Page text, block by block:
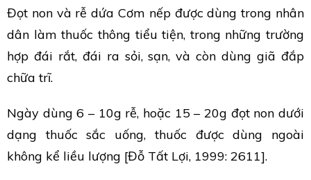
Đọt non và rễ dứa Cơm nếp được dùng trong nhân
dân làm thuốc thông tiểu tiện, trong những trường
hợp đái rắt, đái ra sỏi, sạn, và còn dùng giã đắp
chữa trĩ.
Ngày dùng 6 – 10g rễ, hoặc 15 – 20g đọt non dưới
dạng thuốc sắc uống, thuốc được dùng ngoài
không kể liều lượng [Đỗ Tất Lợi, 1999: 2611].